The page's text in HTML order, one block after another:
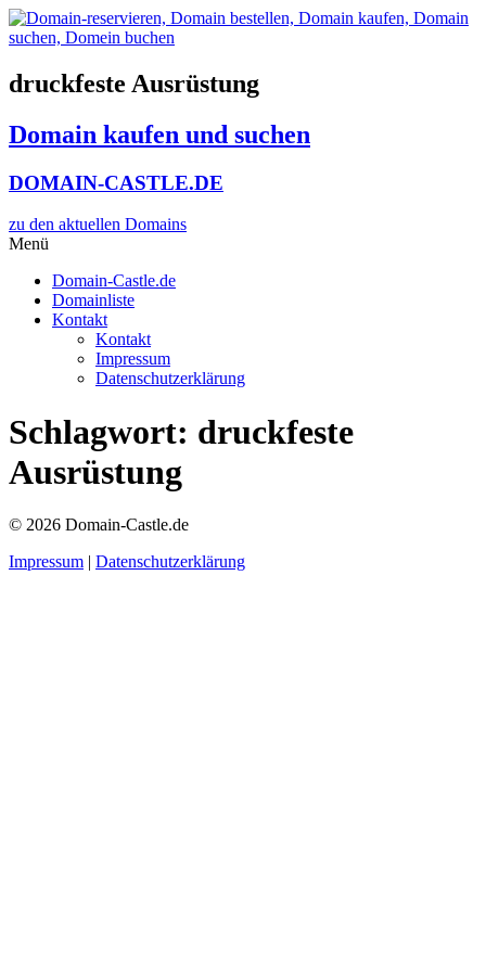
Zum
Inhalt
druckfeste Ausrüstung
Domain kaufen und suchen
DOMAIN-CASTLE.DE
zu den aktuellen Domains​
Menü
Domain-Castle.de
Domainliste
Kontakt
Kontakt
Impressum
Datenschutzerklärung
Schlagwort: druckfeste
Ausrüstung
© 2026 Domain-Castle.de
Impressum | Datenschutzerklärung